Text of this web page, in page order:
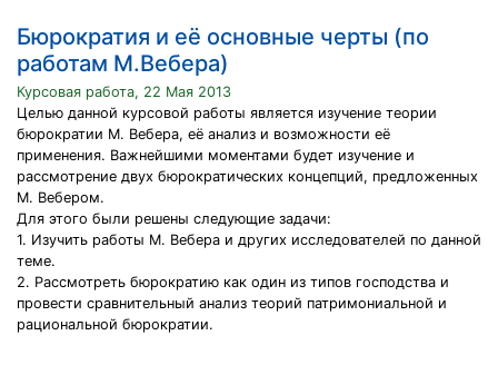
Бюрократия и её основные черты (по
работам М.Вебера)
Курсовая работа, 22 Мая 2013
Целью данной курсовой работы является изучение теории
бюрократии М. Вебера, её анализ и возможности её
применения. Важнейшими моментами будет изучение и
рассмотрение двух бюрократических концепций, предложенных
М. Вебером.
Для этого были решены следующие задачи:
1. Изучить работы М. Вебера и других исследователей по данной
теме.
2. Рассмотреть бюрократию как один из типов господства и
провести сравнительный анализ теорий патримониальной и
рациональной бюрократии.